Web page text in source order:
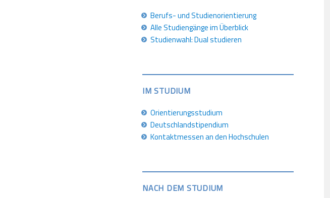
Berufs- und Studienorientierung
Alle Studiengänge im Überblick
Studienwahl: Dual studieren
IM STUDIUM
Orientierungsstudium
Deutschlandstipendium
Kontaktmessen an den Hochschulen
NACH DEM STUDIUM